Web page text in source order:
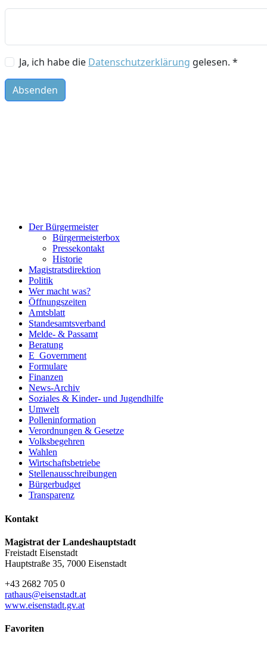
Der Bürgermeister
Bürgermeisterbox
Pressekontakt
Historie
Magistratsdirektion
Politik
Wer macht was?
Öffnungszeiten
Amtsblatt
Standesamtsverband
Melde- & Passamt
Beratung
E_Government
Formulare
Finanzen
News-Archiv
Soziales & Kinder- und Jugendhilfe
Umwelt
Polleninformation
Verordnungen & Gesetze
Volksbegehren
Wahlen
Wirtschaftsbetriebe
Stellenausschreibungen
Bürgerbudget
Transparenz
Kontakt
Magistrat der Landeshauptstadt
Freistadt Eisenstadt
Hauptstraße 35, 7000 Eisenstadt
+43 2682 705 0
rathaus@eisenstadt.at
www.eisenstadt.gv.at
Favoriten